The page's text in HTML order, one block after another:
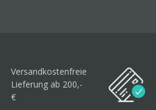
Versandkostenfreie
Lieferung ab 200,-
€